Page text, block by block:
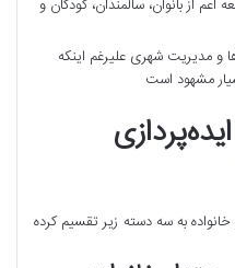
از بانوان، سالمندان، کودکان و
و مدیریت شهری علیرغم اینکه
مشهود است
به سه دسته زیر تقسیم کرده